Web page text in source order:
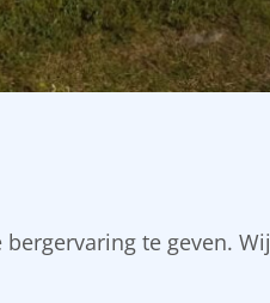
te geven. Wij